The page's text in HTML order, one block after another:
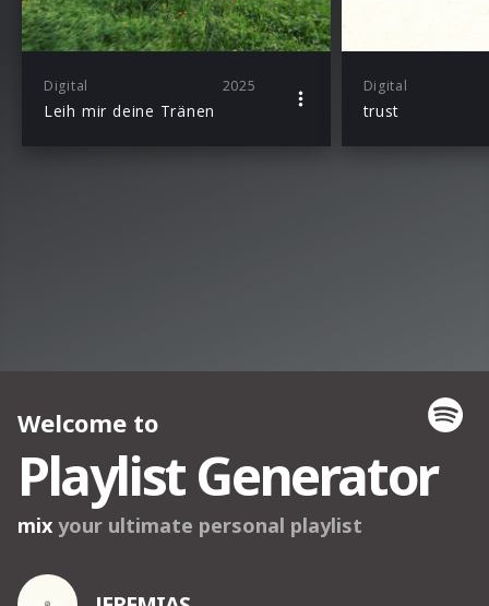
Digital 2025
Leih mir deine Tränen
Digital
trust